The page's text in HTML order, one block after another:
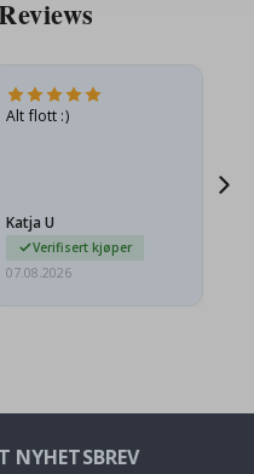
Alt flott :)
Katja U
Verifisert kjøper
07.08.2026
NYHETSBREV